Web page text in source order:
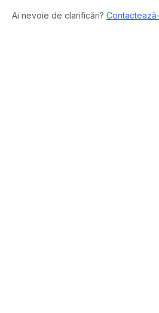
Ai nevoie de clarificări?